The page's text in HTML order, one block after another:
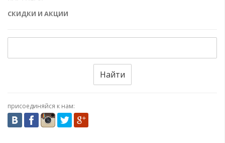
СКИДКИ И АКЦИИ
Найти
присоединяйся к нам: